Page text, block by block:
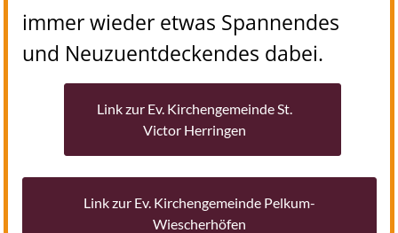
immer wieder etwas Spannendes
und Neuzuentdeckendes dabei.
Link zur Ev. Kirchengemeinde St.
Victor Herringen
Link zur Ev. Kirchengemeinde Pelkum-
Wiescherhöfen